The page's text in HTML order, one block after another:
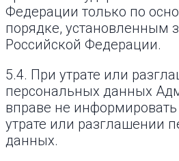
Федерации только по
порядке, установленным
Российской Федерации.
5.4. При утрате или
персональных данных
вправе не
утрате или разглашении
данных.